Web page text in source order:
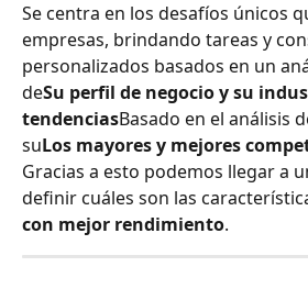
Se centra en los desafíos únicos
empresas, brindando tareas y
personalizados basados en un
deSu perfil de negocio y su
tendenciasBasado en el análisis
suLos mayores y mejores
Gracias a esto podemos llegar a
definir cuáles son las
con mejor rendimiento.